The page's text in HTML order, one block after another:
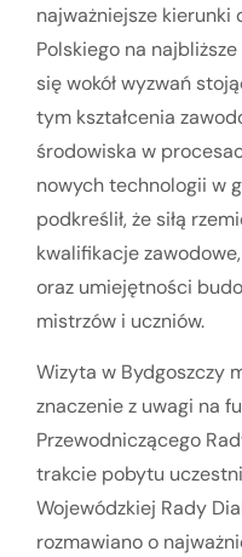
najważniejsze kierunki
Polskiego na
się wokół wyzwań
tym kształcenia
środowiska w
nowych technologii w
podkreślił, że siłą
kwalifikacje
oraz umiejętności
mistrzów i uczniów.
Wizyta w Bydgoszczy
znaczenie z uwagi na
Przewodniczącego
trakcie pobytu
Wojewódzkiej Rady
rozmawiano o